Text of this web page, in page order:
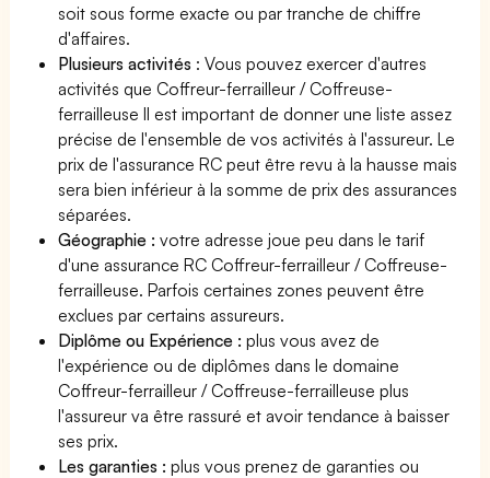
soit sous forme exacte ou par tranche de chiffre
d'affaires.
Plusieurs activités : Vous pouvez exercer d'autres
activités que Coffreur-ferrailleur / Coffreuse-
ferrailleuse Il est important de donner une liste assez
précise de l'ensemble de vos activités à l'assureur. Le
prix de l'assurance RC peut être revu à la hausse mais
sera bien inférieur à la somme de prix des assurances
séparées.
Géographie :votre adresse joue peu dans le tarif
d'une assurance RC Coffreur-ferrailleur / Coffreuse-
ferrailleuse. Parfois certaines zones peuvent être
exclues par certains assureurs.
Diplôme ou Expérience :plus vous avez de
l'expérience ou de diplômes dans le domaine
Coffreur-ferrailleur / Coffreuse-ferrailleuse plus
l'assureur va être rassuré et avoir tendance à baisser
ses prix.
Les garanties :plus vous prenez de garanties ou